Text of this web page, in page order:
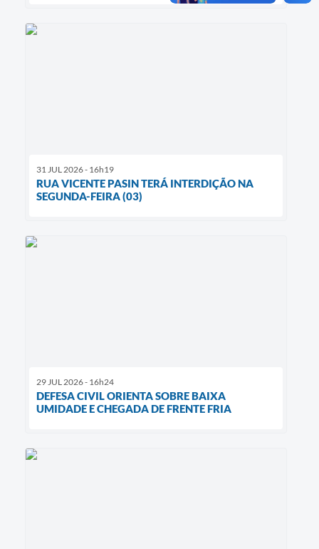
31 JUL 2026 - 16h19
RUA VICENTE PASIN TERÁ INTERDIÇÃO NA
SEGUNDA-FEIRA (03)
29 JUL 2026 - 16h24
DEFESA CIVIL ORIENTA SOBRE BAIXA
UMIDADE E CHEGADA DE FRENTE FRIA